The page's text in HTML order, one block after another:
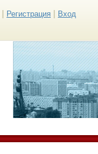
Регистрация Вход